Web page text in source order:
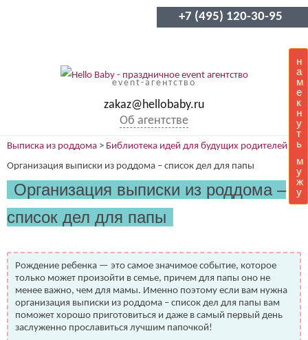
+7 (495) 120-30-95
event-агентство
zakaz@hellobaby.ru
Об агентстве
н
а
м
е
к
н
у
т
ь
м
у
ж
у
Выписка из роддома > Библиотека идей для будущих родителей
Организация выписки из роддома – список дел для папы
Организация выписки из роддома –
список дел для папы
Рождение ребенка — это самое значимое событие, которое
только может произойти в семье, причем для папы оно не
менее важно, чем для мамы. Именно поэтому если вам нужна
организация выписки из роддома – список дел для папы вам
поможет хорошо приготовиться и даже в самый первый день
заслуженно прославиться лучшим папочкой!